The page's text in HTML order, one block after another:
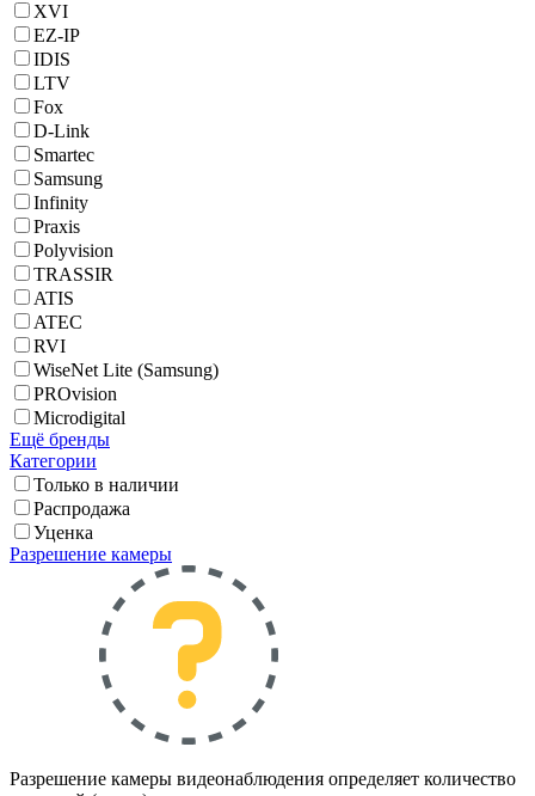
XVI
EZ-IP
IDIS
LTV
Fox
D-Link
Smartec
Samsung
Infinity
Praxis
Polyvision
TRASSIR
ATIS
ATEC
RVI
WiseNet Lite (Samsung)
PROvision
Microdigital
Ещё бренды
Категории
Только в наличии
Распродажа
Уценка
Разрешение камеры
Разрешение камеры видеонаблюдения определяет количество